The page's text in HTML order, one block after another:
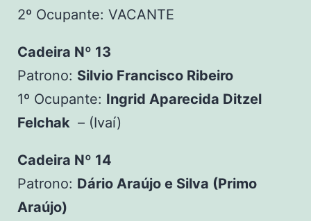
2º Ocupante: VACANTE
Cadeira Nº 13
Patrono: Silvio Francisco Ribeiro
1º Ocupante: Ingrid Aparecida Ditzel
Felchak – (Ivaí)
Cadeira Nº 14
Patrono: Dário Araújo e Silva (Primo
Araújo)